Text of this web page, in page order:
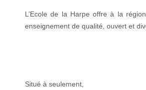
L’Ecole de la Harpe offre à la
enseignement de qualité, ouvert et
Situé à seulement,